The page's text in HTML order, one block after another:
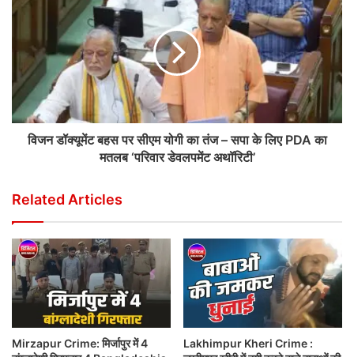
विजन डॉक्यूमेंट बहस पर सीएम योगी का तंज – सपा के लिए PDA का
मतलब ‘परिवार डेवलपमेंट अथॉरिटी’
Related Articles
Mirzapur Crime: मिर्जापुर में 4
Lakhimpur Kheri Crime :